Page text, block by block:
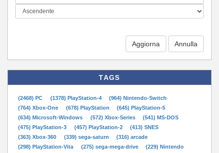
Aggiorna
TAGS
(2468) PC (1378) PlayStation-4
(964) Nintendo-Switch
(764) Xbox-One
(678) PlayStation
(645) PlayStation-5
(634) Microsoft-Windows
(572) Xbox-Series
(541) MS-DOS
(475) PlayStation-3
(457) PlayStation-2
(413) SNES
(363) Xbox-360
(339) sega-saturn
(316) arcade
(298) PlayStation-Vita
(275) sega-mega-drive
(229) Nintendo